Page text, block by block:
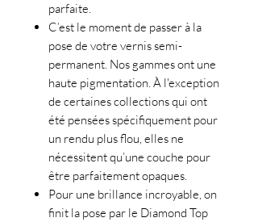
parfaite.
C’est le moment de passer à la
pose de votre vernis semi-
permanent. Nos gammes ont une
haute pigmentation. À l'exception
de certaines collections qui ont
été pensées spécifiquement pour
un rendu plus flou, elles ne
nécessitent qu’une couche pour
être parfaitement opaques.
Pour une brillance incroyable, on
finit la pose par le Diamond Top